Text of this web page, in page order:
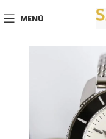
MENÜ